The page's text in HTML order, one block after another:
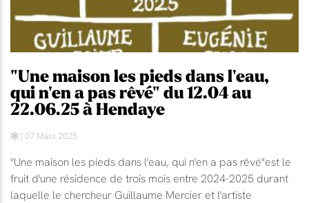
"Une maison les pieds dans l'eau,
qui n'en a pas rêvé" du 12.04 au
22.06.25 à Hendaye
| 07 Mars 2025
"Une maison les pieds dans l'eau, qui n'en a pas rêvé"est le
fruit d'une résidence de trois mois entre 2024-2025 durant
laquelle le chercheur Guillaume Mercier et l'artiste